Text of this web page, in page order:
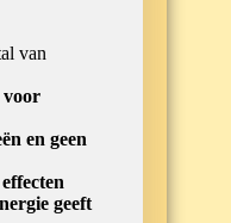
van
voor
en geen
geeft